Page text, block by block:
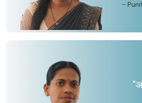
-